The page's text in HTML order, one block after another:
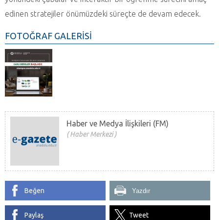
edinen stratejiler önümüzdeki süreçte de devam edecek.
FOTOĞRAF GALERİSİ
Haber ve Medya İlişkileri (FM)
Haber Merkezi
Beğen Yazdır
Paylaş Tweet